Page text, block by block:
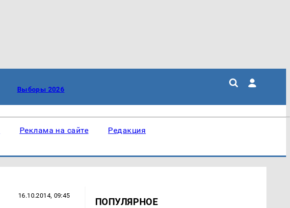
Выборы 2026
Реклама на сайте Редакция
16.10.2014, 09:45
ПОПУЛЯРНОЕ